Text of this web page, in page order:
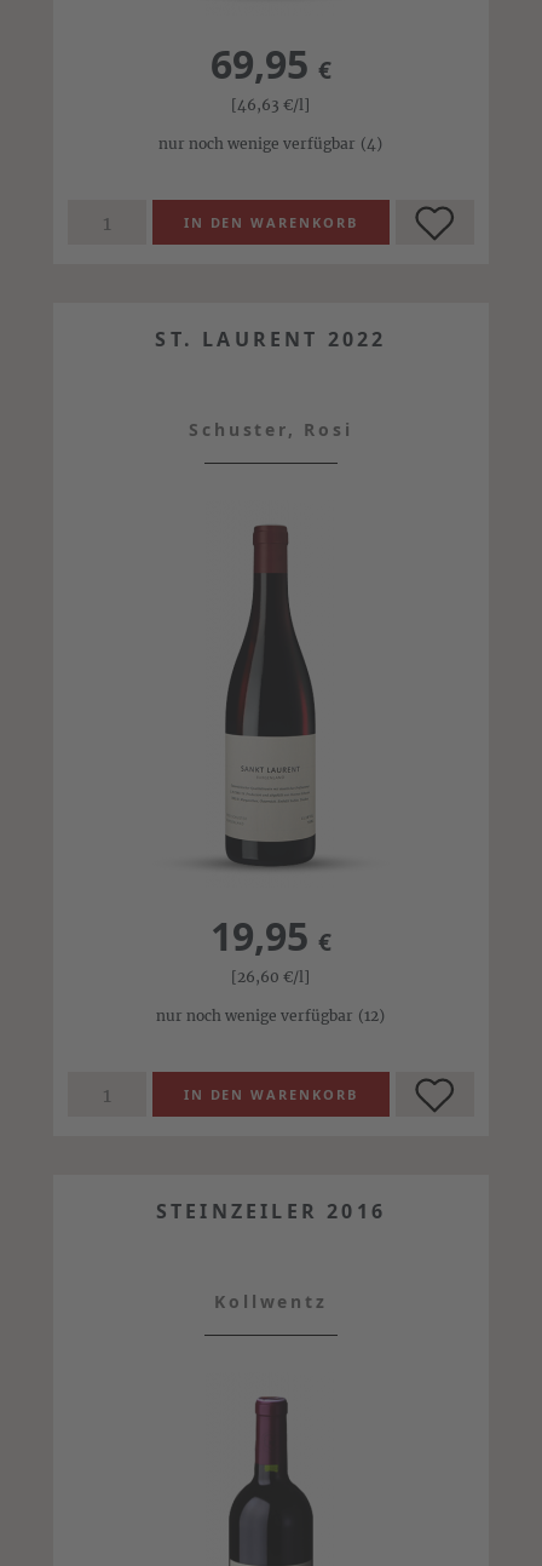
69,95 €
[46,63€/l]
nur noch wenige verfügbar (4)
ST. LAURENT 2022
Schuster, Rosi
19,95 €
[26,60€/l]
nur noch wenige verfügbar (12)
STEINZEILER 2016
Kollwentz